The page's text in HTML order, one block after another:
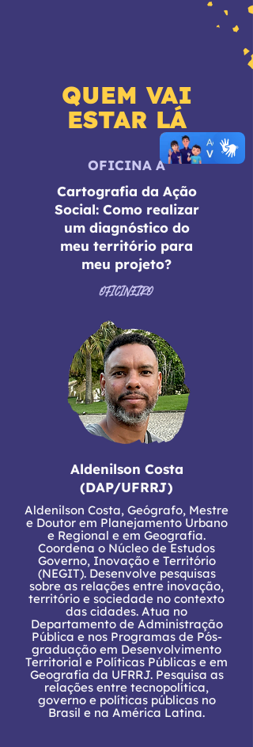
QUEM VAI
ESTAR LÁ
OFICINA A
Cartografia da Ação
Social: Como realizar
um diagnóstico do
meu território para
meu projeto?
OFICINEIRO
Aldenilson Costa
(DAP/UFRRJ)
Aldenilson Costa, Geógrafo, Mestre
e Doutor em Planejamento Urbano
e Regional e em Geografia.
Coordena o Núcleo de Estudos
Governo, Inovação e Território
(NEGIT). Desenvolve pesquisas
sobre as relações entre inovação,
território e sociedade no contexto
das cidades. Atua no
Departamento de Administração
Pública e nos Programas de Pós-
graduação em Desenvolvimento
Territorial e Políticas Públicas e em
Geografia da UFRRJ. Pesquisa as
relações entre tecnopolítica,
governo e políticas públicas no
Brasil e na América Latina.